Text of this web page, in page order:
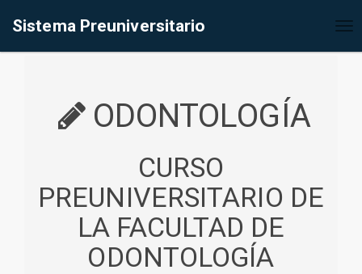
Sistema Preuniversitario
ODONTOLOGÍA
CURSO
PREUNIVERSITARIO DE
LA FACULTAD DE
ODONTOLOGÍA